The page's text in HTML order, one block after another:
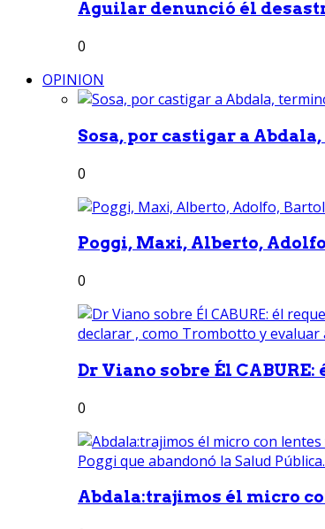
Aguilar denunció él
0
OPINION
Sosa, por castigar a
0
Poggi, Maxi, Alberto,
0
Dr Viano sobre Él
0
Abdala:trajimos él micro